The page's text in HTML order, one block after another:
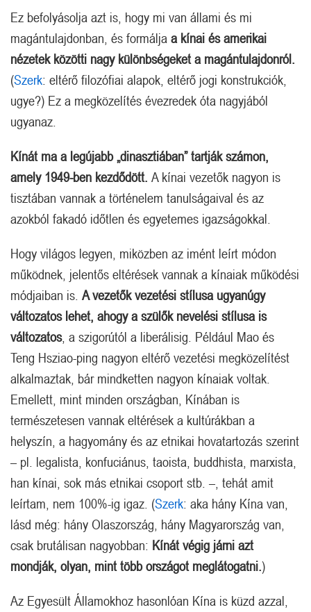
Ez befolyásolja azt is, hogy mi van állami és mi
magántulajdonban, és formálja a kínai és amerikai
nézetek közötti nagy különbségeket a magántulajdonról.
(Szerk: eltérő filozófiai alapok, eltérő jogi konstrukciók,
ugye?) Ez a megközelítés évezredek óta nagyjából
ugyanaz.
Kínát ma a legújabb „dinasztiában” tartják számon,
amely 1949-ben kezdődött. A kínai vezetők nagyon is
tisztában vannak a történelem tanulságaival és az
azokból fakadó időtlen és egyetemes igazságokkal.
Hogy világos legyen, miközben az imént leírt módon
működnek, jelentős eltérések vannak a kínaiak működési
módjaiban is. A vezetők vezetési stílusa ugyanúgy
változatos lehet, ahogy a szülők nevelési stílusa is
változatos, a szigorútól a liberálisig. Például Mao és
Teng Hsziao-ping nagyon eltérő vezetési megközelítést
alkalmaztak, bár mindketten nagyon kínaiak voltak.
Emellett, mint minden országban, Kínában is
természetesen vannak eltérések a kultúrákban a
helyszín, a hagyomány és az etnikai hovatartozás szerint
– pl. legalista, konfuciánus, taoista, buddhista, marxista,
han kínai, sok más etnikai csoport stb. –, tehát amit
leírtam, nem 100%-ig igaz. (Szerk: aka hány Kína van,
lásd még: hány Olaszország, hány Magyarország van,
csak brutálisan nagyobban: Kínát végig járni azt
mondják, olyan, mint több országot meglátogatni.)
Az Egyesült Államokhoz hasonlóan Kína is küzd azzal,